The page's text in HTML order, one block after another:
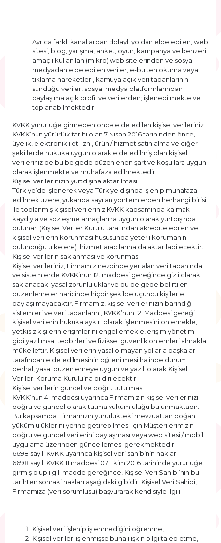
Ayrıca farklı kanallardan dolaylı yoldan elde edilen, web
sitesi, blog, yarışma, anket, oyun, kampanya ve benzeri
amaçlı kullanılan (mikro) web sitelerinden ve sosyal
medyadan elde edilen veriler, e-bülten okuma veya
tıklama hareketleri, kamuya açık veri tabanlarının
sunduğu veriler, sosyal medya platformlarından
paylaşıma açık profil ve verilerden; işlenebilmekte ve
toplanabilmektedir.
KVKK yürürlüğe girmeden önce elde edilen kişisel verileriniz
KVKK’nun yürürlük tarihi olan 7 Nisan 2016 tarihinden önce,
üyelik, elektronik ileti izni, ürün / hizmet satın alma ve diğer
şekillerde hukuka uygun olarak elde edilmiş olan kişisel
verileriniz de bu belgede düzenlenen şart ve koşullara uygun
olarak işlenmekte ve muhafaza edilmektedir.
Kişisel verilerinizin yurtdışına aktarılması
Türkiye’de işlenerek veya Türkiye dışında işlenip muhafaza
edilmek üzere, yukarıda sayılan yöntemlerden herhangi birisi
ile toplanmış kişisel verileriniz KVKK kapsamında kalmak
kaydıyla ve sözleşme amaçlarına uygun olarak yurtdışında
bulunan (Kişisel Veriler Kurulu tarafından akredite edilen ve
kişisel verilerin korunması hususunda yeterli korumanın
bulunduğu ülkelere) hizmet aracılarına da aktarılabilecektir.
Kişisel verilerin saklanması ve korunması
Kişisel verileriniz, Firmamız nezdinde yer alan veri tabanında
ve sistemlerde KVKK’nun 12. maddesi gereğince gizli olarak
saklanacak; yasal zorunluluklar ve bu belgede belirtilen
düzenlemeler haricinde hiçbir şekilde üçüncü kişilerle
paylaşılmayacaktır. Firmamız, kişisel verilerinizin barındığı
sistemleri ve veri tabanlarını, KVKK’nun 12. Maddesi gereği
kişisel verilerin hukuka aykırı olarak işlenmesini önlemekle,
yetkisiz kişilerin erişimlerini engellemekle, erişim yönetimi
gibi yazılımsal tedbirleri ve fiziksel güvenlik önlemleri almakla
mükelleftir. Kişisel verilerin yasal olmayan yollarla başkaları
tarafından elde edilmesinin öğrenilmesi halinde durum
derhal, yasal düzenlemeye uygun ve yazılı olarak Kişisel
Verileri Koruma Kurulu’na bildirilecektir.
Kişisel verilerin güncel ve doğru tutulması
KVKK’nun 4. maddesi uyarınca Firmamızın kişisel verilerinizi
doğru ve güncel olarak tutma yükümlülüğü bulunmaktadır.
Bu kapsamda Firmamızın yürürlükteki mevzuattan doğan
yükümlülüklerini yerine getirebilmesi için Müşterilerimizin
doğru ve güncel verilerini paylaşması veya web sitesi / mobil
uygulama üzerinden güncellemesi gerekmektedir.
6698 sayılı KVKK uyarınca kişisel veri sahibinin hakları
6698 sayılı KVKK 11.maddesi 07 Ekim 2016 tarihinde yürürlüğe
girmiş olup ilgili madde gereğince, Kişisel Veri Sahibi’nin bu
tarihten sonraki hakları aşağıdaki gibidir: Kişisel Veri Sahibi,
Firmamıza (veri sorumlusu) başvurarak kendisiyle ilgili;
Kişisel veri işlenip işlenmediğini öğrenme,
Kişisel verileri işlenmişse buna ilişkin bilgi talep etme,